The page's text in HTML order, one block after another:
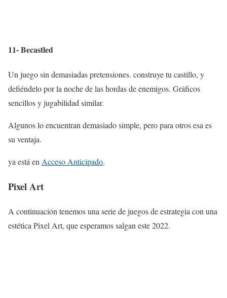
11- Becastled
Un juego sin demasiadas pretensiones. construye tu castillo, y
defiéndelo por la noche de las hordas de enemigos. Gráficos
sencillos y jugabilidad similar.
Algunos lo encuentran demasiado simple, pero para otros esa es
su ventaja.
ya está en Acceso Anticipado.
Pixel Art
A continuación tenemos una serie de juegos de estrategia con una
estética Pixel Art, que esperamos salgan este 2022.